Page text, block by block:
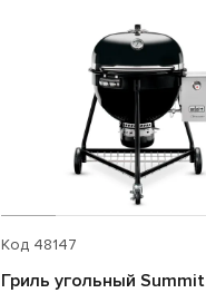
Код 48147
Гриль угольный Summit